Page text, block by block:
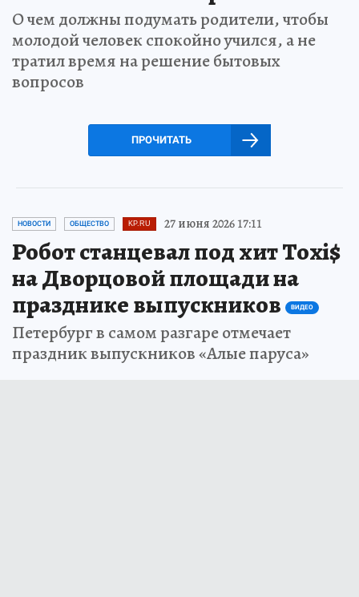
О чем должны подумать родители, чтобы
молодой человек спокойно учился, а не
тратил время на решение бытовых
вопросов
ПРОЧИТАТЬ
НОВОСТИ ОБЩЕСТВО KP.RU 27 июня 2026 17:11
Робот станцевал под хит Toxi$
на Дворцовой площади на
празднике выпускников
ВИДЕО
Петербург в самом разгаре отмечает
праздник выпускников «Алые паруса»